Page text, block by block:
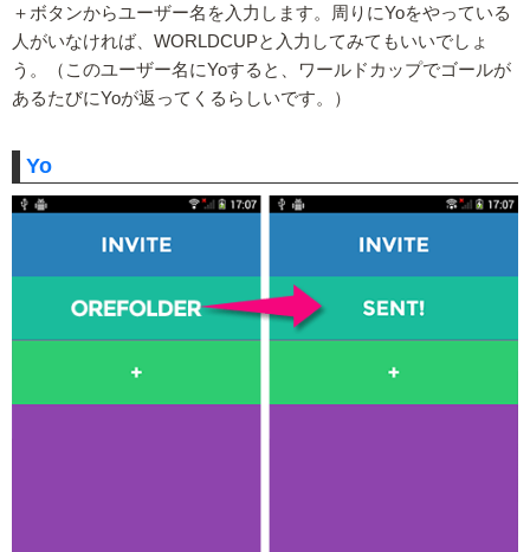
＋ボタンからユーザー名を入力します。周りにYoをやっている
人がいなければ、WORLDCUPと入力してみてもいいでしょ
う。（このユーザー名にYoすると、ワールドカップでゴールが
あるたびにYoが返ってくるらしいです。）
Yo